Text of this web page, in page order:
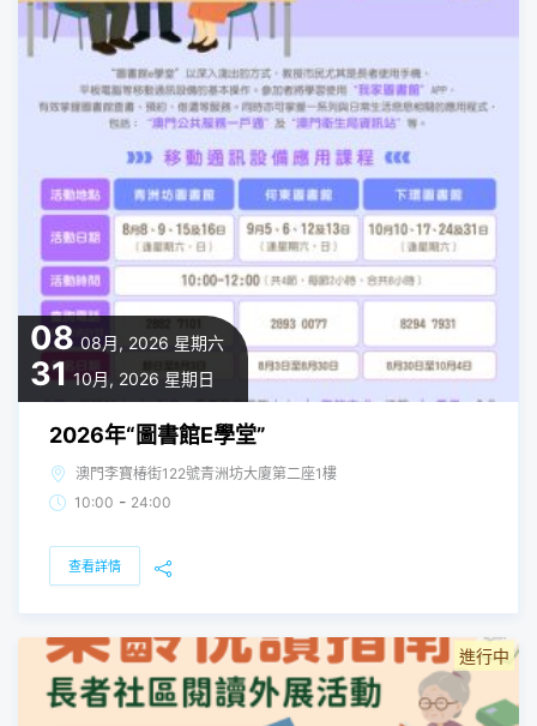
08 08月, 2026 星期六
31 10月, 2026 星期日
2026年“圖書館E學堂”
澳門李寶椿街122號青洲坊大廈第二座1樓
10:00 - 24:00
查看詳情
進行中